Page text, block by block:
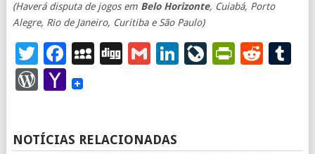
(Haverá disputa de jogos emBelo Horizonte, Cuiabá, Porto
Alegre, Rio de Janeiro, Curitiba e São Paulo)
Twitter
Facebook
MySpace
DiggGmailLinkedIn
WordPress
Yahoo
NOTÍCIAS RELACIONADAS